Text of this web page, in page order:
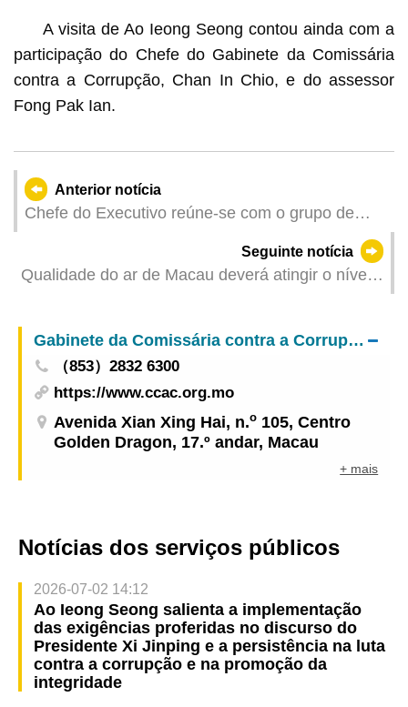
A visita de Ao Ieong Seong contou ainda com a
participação do Chefe do Gabinete da Comissária
contra a Corrupção, Chan In Chio, e do assessor
Fong Pak Ian.
Anterior notícia
Chefe do Executivo reúne-se com o grupo de
estudo da Grande Baía Guangdong-Hong Kong-
Macau liderado pelo membro do Comité
Permanente e director do Comité de Ligação com
Ultramarinos da Conferência Consultiva Política
do Povo Chinês
Seguinte notícia
Qualidade do ar de Macau deverá atingir o nível
Gabinete da Comissária contra a Corrupção
（853）2832 6300
https://www.ccac.org.mo
Avenida Xian Xing Hai, n.o 105, Centro
Golden Dragon, 17.º andar, Macau
+ mais
Notícias dos serviços públicos
2026-07-02 14:12
Ao Ieong Seong salienta a implementação
das exigências proferidas no discurso do
Presidente Xi Jinping e a persistência na luta
contra a corrupção e na promoção da
integridade